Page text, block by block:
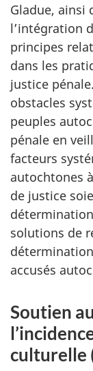
Gladue, ainsi
l’intégration
principes
dans les
justice
obstacles
peuples
pénale en
facteurs
autochtones
de justice
solutions de
accusés
Soutien
culturelle